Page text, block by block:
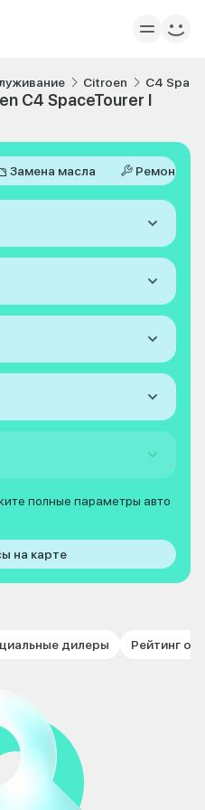
Citroen C4
C4 SpaceTourer I
Замена масла Ремонт
полные параметры авто
на карте
дилеры Рейтинг